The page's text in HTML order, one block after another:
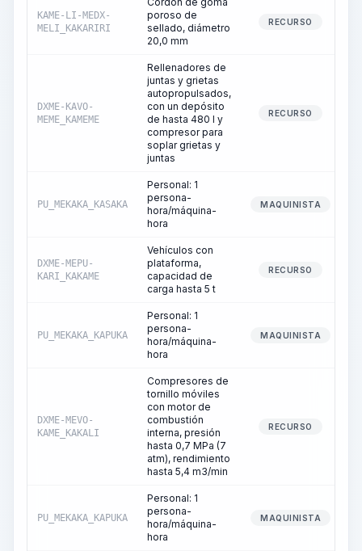
KAME-LI-MEDX-
MELI_KAKARIRI
poroso de
sellado, diámetro
20,0 mm
RECURSO
DXME-KAVO-
MEME_KAMEME
Rellenadores de
juntas y grietas
autopropulsados,
con un depósito
de hasta 480 l y
compresor para
soplar grietas y
juntas
RECURSO
PU_MEKAKA_KASAKA
Personal: 1
persona-
hora/máquina-
hora
MAQUINISTA
DXME-MEPU-
KARI_KAKAME
Vehículos con
plataforma,
capacidad de
carga hasta 5 t
RECURSO
PU_MEKAKA_KAPUKA
Personal: 1
persona-
hora/máquina-
hora
MAQUINISTA
DXME-MEVO-
KAME_KAKALI
Compresores de
tornillo móviles
con motor de
combustión
interna, presión
hasta 0,7 MPa (7
atm), rendimiento
hasta 5,4 m3/min
RECURSO
PU_MEKAKA_KAPUKA
Personal: 1
persona-
hora/máquina-
hora
MAQUINISTA